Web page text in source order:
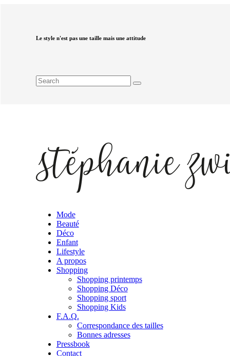
Le style n'est pas une taille mais une attitude
Mode
Beauté
Déco
Enfant
Lifestyle
A propos
Shopping
Shopping printemps
Shopping Déco
Shopping sport
Shopping Kids
F.A.Q.
Correspondance des tailles
Bonnes adresses
Pressbook
Contact